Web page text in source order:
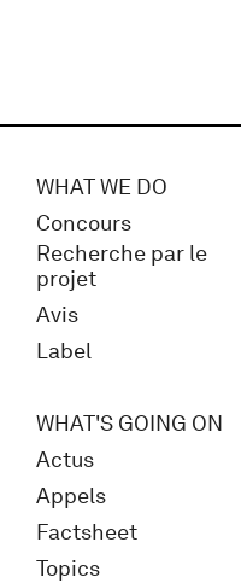
WHAT WE DO
Concours
Recherche par le
projet
Avis
Label
WHAT'S GOING ON
Actus
Appels
Factsheet
Topics